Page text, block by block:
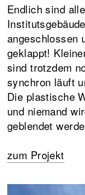
Endlich sind
angeschlossen
geklappt!
sind trotzdem
synchron läuft
Die plastische
und niemand
geblendet
zum Projekt